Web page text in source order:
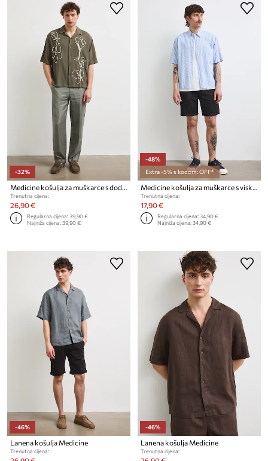
-32%
Medicine košulja za muškarce s dodatkom lana
Trenutna cijena:
26,90 €
Regularna cijena:39,90 €
Najniža cijena:39,90 €
-48%
Extra -5% s kodom: OFF*
Medicine košulja za muškarce s viskozom
Trenutna cijena:
17,90 €
Regularna cijena:34,90 €
Najniža cijena:34,90 €
-46%
Lanena košulja Medicine
Trenutna cijena:
-46%
Lanena košulja Medicine
Trenutna cijena: